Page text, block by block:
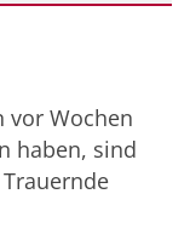
vor Wochen
haben, sind